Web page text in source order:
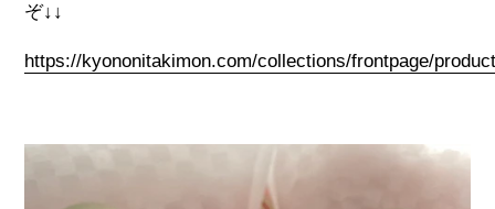
ぞ↓↓
https://kyononitakimon.com/collections/frontpage/